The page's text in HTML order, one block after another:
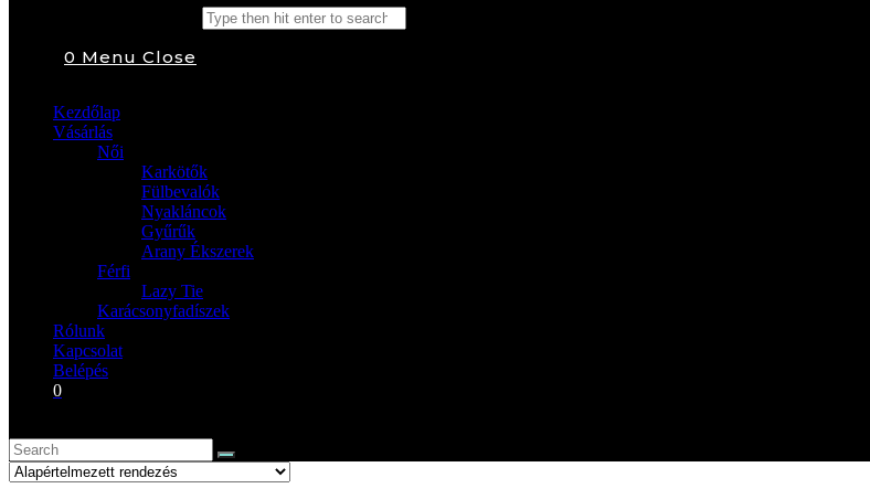
0 Menu Close
Kezdőlap
Vásárlás
Női
Karkötők
Fülbevalók
Nyakláncok
Gyűrűk
Arany Ékszerek
Férfi
Lazy Tie
Karácsonyfadíszek
Rólunk
Kapcsolat
Belépés
0